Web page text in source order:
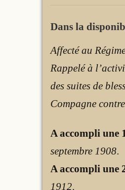
Dans la
Affecté au
Rappelé à
des suites de
Compagne
A accompli une 1
septembre 1908.
A accompli une
1912.